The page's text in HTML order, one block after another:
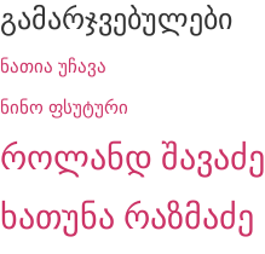
გამარჯვებულები
ნათია უჩავა
ნინო ფსუტური
როლანდ შავაძე
ხათუნა რაზმაძე